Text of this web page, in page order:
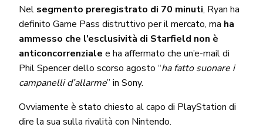
Nel segmento preregistrato di 70 minuti, Ryan ha
definito Game Pass distruttivo per il mercato, ma ha
ammesso che l’esclusività di Starfield non è
anticoncorrenziale e ha affermato che un’e-mail di
Phil Spencer dello scorso agosto “ha fatto suonare i
campanelli d’allarme” in Sony.
Ovviamente è stato chiesto al capo di PlayStation di
dire la sua sulla rivalità con Nintendo.